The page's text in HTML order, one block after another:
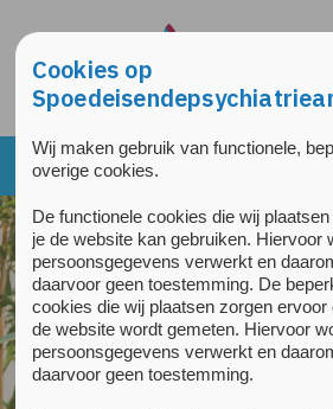
Verwijzers
Cliënt aanmelden
Direct hulp bij crisis
Cookies op
Wij maken gebruik van functionele,
overige cookies.
De functionele cookies die wij
je de website kan gebruiken. Hiervoor
persoonsgegevens verwerkt en
daarvoor geen toestemming. De
cookies die wij plaatsen zorgen ervoor
de website wordt gemeten. Hiervoor
persoonsgegevens verwerkt en
daarvoor geen toestemming.